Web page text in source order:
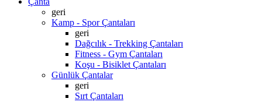
geri
Kamp - Spor Çantaları
geri
Dağcılık - Trekking Çantaları
Fitness - Gym Çantaları
Koşu - Bisiklet Çantaları
Günlük Çantalar
geri
Sırt Çantaları